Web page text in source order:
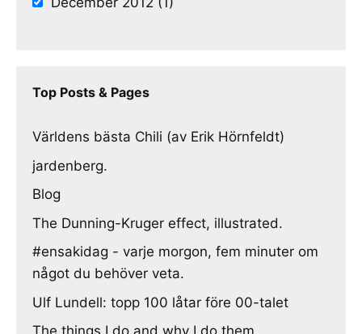
Top Posts & Pages
Världens bästa Chili (av Erik Hörnfeldt)
jardenberg.
Blog
The Dunning-Kruger effect, illustrated.
#ensakidag - varje morgon, fem minuter om
något du behöver veta.
Ulf Lundell: topp 100 låtar före 00-talet